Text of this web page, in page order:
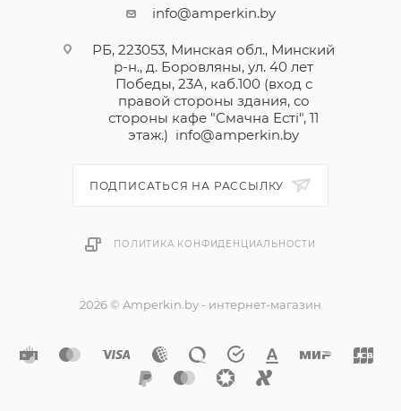
info@amperkin.by
РБ, 223053, Минская обл., Минский
р-н., д. Боровляны, ул. 40 лет
Победы, 23А, каб.100 (вход с
правой стороны здания, со
стороны кафе "Смачна Естi", 11
этаж.) info@amperkin.by
ПОДПИСАТЬСЯ НА РАССЫЛКУ
ПОЛИТИКА КОНФИДЕНЦИАЛЬНОСТИ
2026 © Amperkin.by - интернет-магазин